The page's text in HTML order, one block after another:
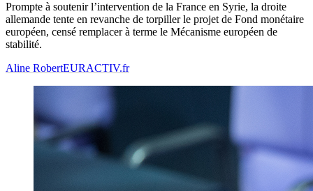
Prompte à soutenir l’intervention de la France en Syrie, la droite
allemande tente en revanche de torpiller le projet de Fond monétaire
européen, censé remplacer à terme le Mécanisme européen de
stabilité.
Aline RobertEURACTIV.fr